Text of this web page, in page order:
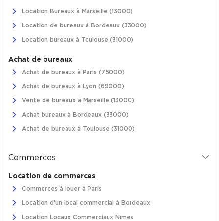
Plateaux opérés à Paris
Plateaux opérés à Neuilly-sur-Seine
Plateaux opérés à Saint-Ouen
Plateaux opérés à Boulogne-Billancourt
Livrets blancs & Études
Location Bureaux à Marseille (13000)
Location de bureaux à Bordeaux (33000)
Location bureaux à Toulouse (31000)
Achat de bureaux
Achat de bureaux à Paris (75000)
Achat de bureaux à Lyon (69000)
Vente de bureaux à Marseille (13000)
Achat bureaux à Bordeaux (33000)
Achat de bureaux à Toulouse (31000)
Commerces
Location de commerces
Commerces à louer à Paris
Location d'un local commercial à Bordeaux
Location Locaux Commerciaux Nîmes